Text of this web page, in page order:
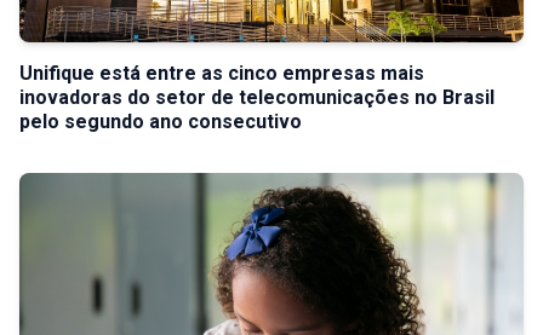
Unifique está entre as cinco empresas mais
inovadoras do setor de telecomunicações no Brasil
pelo segundo ano consecutivo